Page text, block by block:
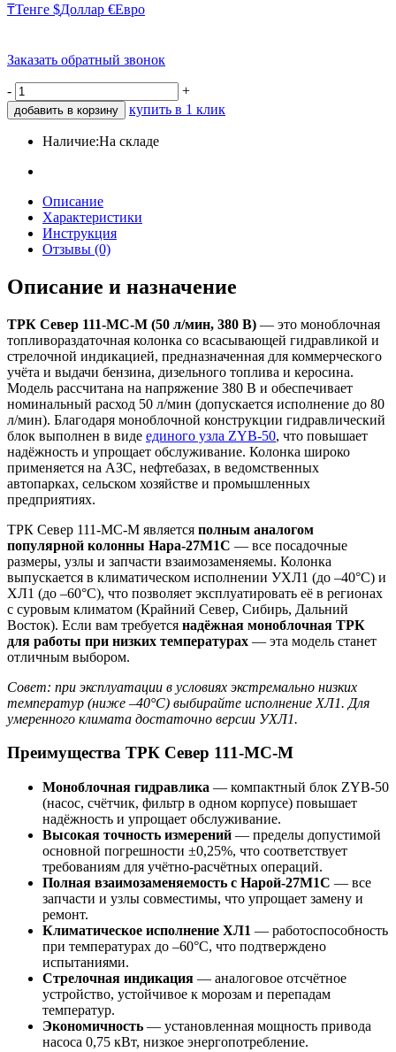
₸Тенге $Доллар €Евро
Заказать обратный звонок
- +
добавить в корзину купить в 1 клик
Наличие:На складе
Описание
Характеристики
Инструкция
Отзывы (0)
Описание и назначение
ТРК Север 111-МС-М (50 л/мин, 380 В) — это моноблочная
топливораздаточная колонка со всасывающей гидравликой и
стрелочной индикацией, предназначенная для коммерческого
учёта и выдачи бензина, дизельного топлива и керосина.
Модель рассчитана на напряжение 380 В и обеспечивает
номинальный расход 50 л/мин (допускается исполнение до 80
л/мин). Благодаря моноблочной конструкции гидравлический
блок выполнен в виде единого узла ZYB-50, что повышает
надёжность и упрощает обслуживание. Колонка широко
применяется на АЗС, нефтебазах, в ведомственных
автопарках, сельском хозяйстве и промышленных
предприятиях.
ТРК Север 111-МС-М является полным аналогом
популярной колонны Нара-27М1С — все посадочные
размеры, узлы и запчасти взаимозаменяемы. Колонка
выпускается в климатическом исполнении УХЛ1 (до –40°C) и
ХЛ1 (до –60°C), что позволяет эксплуатировать её в регионах
с суровым климатом (Крайний Север, Сибирь, Дальний
Восток). Если вам требуется надёжная моноблочная ТРК
для работы при низких температурах — эта модель станет
отличным выбором.
Совет: при эксплуатации в условиях экстремально низких
температур (ниже –40°C) выбирайте исполнение ХЛ1. Для
умеренного климата достаточно версии УХЛ1.
Преимущества ТРК Север 111-МС-М
Моноблочная гидравлика — компактный блок ZYB-50
(насос, счётчик, фильтр в одном корпусе) повышает
надёжность и упрощает обслуживание.
Высокая точность измерений — пределы допустимой
основной погрешности ±0,25%, что соответствует
требованиям для учётно-расчётных операций.
Полная взаимозаменяемость с Нарой-27М1С — все
запчасти и узлы совместимы, что упрощает замену и
ремонт.
Климатическое исполнение ХЛ1 — работоспособность
при температурах до –60°C, что подтверждено
испытаниями.
Стрелочная индикация — аналоговое отсчётное
устройство, устойчивое к морозам и перепадам
температур.
Экономичность — установленная мощность привода
насоса 0,75 кВт, низкое энергопотребление.